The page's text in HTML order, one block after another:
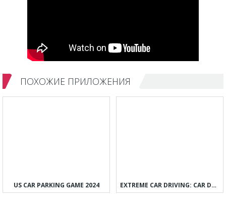
ПОХОЖИЕ ПРИЛОЖЕНИЯ
US CAR PARKING GAME 2024 EXTREME CAR DRIVING: CAR DRIFT